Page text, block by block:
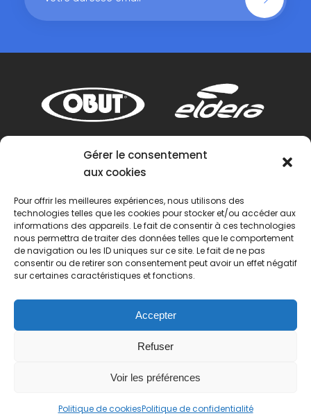
Gérer le consentement
aux cookies
Pour offrir les meilleures expériences, nous utilisons des
technologies telles que les cookies pour stocker et/ou accéder aux
informations des appareils. Le fait de consentir à ces technologies
nous permettra de traiter des données telles que le comportement
de navigation ou les ID uniques sur ce site. Le fait de ne pas
consentir ou de retirer son consentement peut avoir un effet négatif
sur certaines caractéristiques et fonctions.
Accepter
Refuser
Voir les préférences
Politique de cookiesPolitique de confidentialité
réservés.